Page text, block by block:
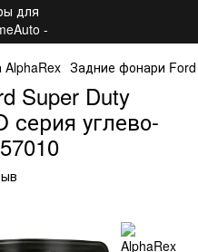
AlphaRex Задние фонари Ford
Super Duty
серия углево-